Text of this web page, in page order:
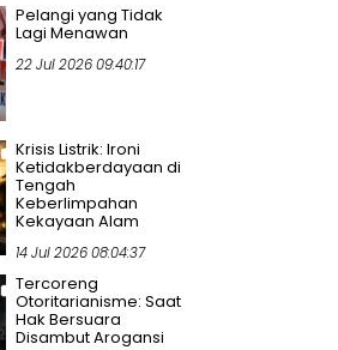
Pelangi yang Tidak
Lagi Menawan
22 Jul 2026 09:40:17
Krisis Listrik: Ironi
Ketidakberdayaan di
Tengah
Keberlimpahan
Kekayaan Alam
14 Jul 2026 08:04:37
Tercoreng
Otoritarianisme: Saat
Hak Bersuara
Disambut Arogansi